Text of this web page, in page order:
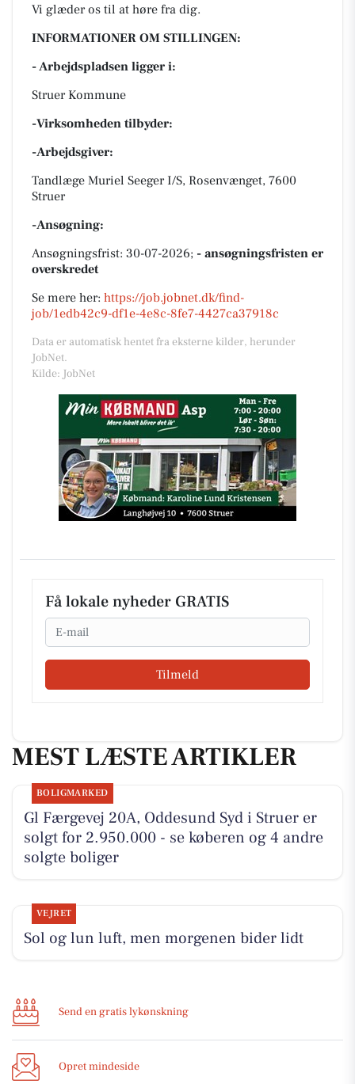
Vi glæder os til at høre fra dig.
INFORMATIONER OM STILLINGEN:
- Arbejdspladsen ligger i:
Struer Kommune
-Virksomheden tilbyder:
-Arbejdsgiver:
Tandlæge Muriel Seeger I/S, Rosenvænget, 7600
Struer
-Ansøgning:
Ansøgningsfrist: 30-07-2026; - ansøgningsfristen er
overskredet
Se mere her: https://job.jobnet.dk/find-
job/1edb42c9-df1e-4e8c-8fe7-4427ca37918c
Data er automatisk hentet fra eksterne kilder, herunder
JobNet.
Kilde: JobNet
Få lokale nyheder GRATIS
Email
Tilmeld
MEST LÆSTE ARTIKLER
BOLIGMARKED
Gl Færgevej 20A, Oddesund Syd i Struer er
solgt for 2.950.000 - se køberen og 4 andre
solgte boliger
VEJRET
Sol og lun luft, men morgenen bider lidt
Send en gratis lykønskning
Opret mindeside